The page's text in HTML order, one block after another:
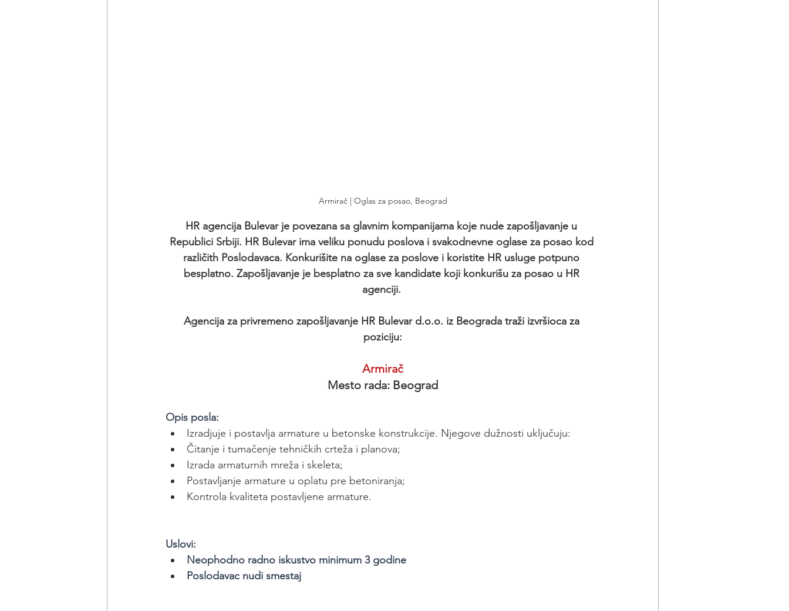
Armirač | Oglas za posao, Beograd
HR agencija Bulevar je povezana sa glavnim kompanijama koje nude zapošljavanje u
Republici Srbiji. HR Bulevar ima veliku ponudu poslova i svakodnevne oglase za posao kod
različith Poslodavaca. Konkurišite na oglase za poslove i koristite HR usluge potpuno
besplatno. Zapošljavanje je besplatno za sve kandidate koji konkurišu za posao u HR
agenciji.
Agencija za privremeno zapošljavanje HR Bulevar d.o.o. iz Beograda traži izvršioca za
poziciju:
Armirač
Mesto rada: Beograd
Opis posla:
Izradjuje i postavlja armature u betonske konstrukcije. Njegove dužnosti uključuju:
Čitanje i tumačenje tehničkih crteža i planova;
Izrada armaturnih mreža i skeleta;
Postavljanje armature u oplatu pre betoniranja;
Kontrola kvaliteta postavljene armature.
Uslovi:
Neophodno radno iskustvo minimum 3 godine
Poslodavac nudi smestaj